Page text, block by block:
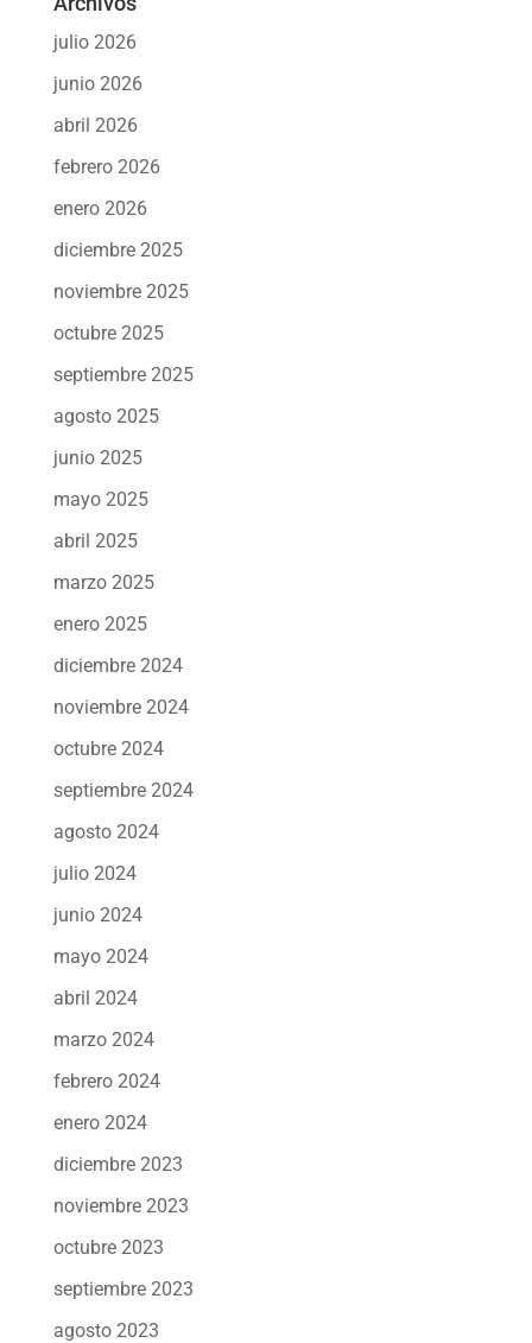
julio 2026
junio 2026
abril 2026
febrero 2026
enero 2026
diciembre 2025
noviembre 2025
octubre 2025
septiembre 2025
agosto 2025
junio 2025
mayo 2025
abril 2025
marzo 2025
enero 2025
diciembre 2024
noviembre 2024
octubre 2024
septiembre 2024
agosto 2024
julio 2024
junio 2024
mayo 2024
abril 2024
marzo 2024
febrero 2024
enero 2024
diciembre 2023
noviembre 2023
octubre 2023
septiembre 2023
agosto 2023